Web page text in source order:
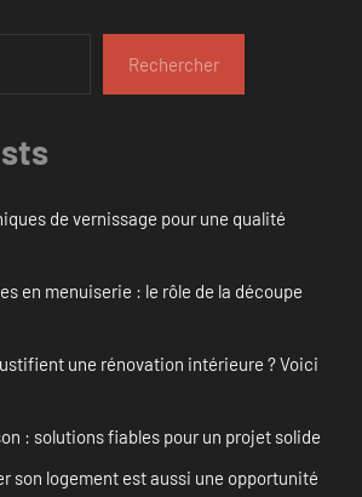
Rechercher
de vernissage pour une qualité
en menuiserie : le rôle de la découpe
une rénovation intérieure ? Voici
: solutions fiables pour un projet solide
son logement est aussi une opportunité